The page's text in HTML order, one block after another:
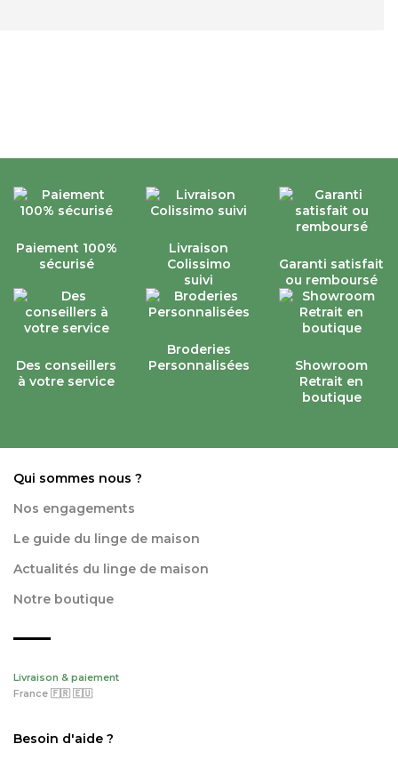
Paiement 100%
sécurisé
Livraison
Colissimo
suivi
Garanti satisfait
ou remboursé
Des conseillers
à votre service
Broderies
Personnalisées
Showroom
Retrait en
boutique
Qui sommes nous ?
Nos engagements
Le guide du linge de maison
Actualités du linge de maison
Notre boutique
Livraison & paiement
France 🇫🇷 🇪🇺
Besoin d'aide ?